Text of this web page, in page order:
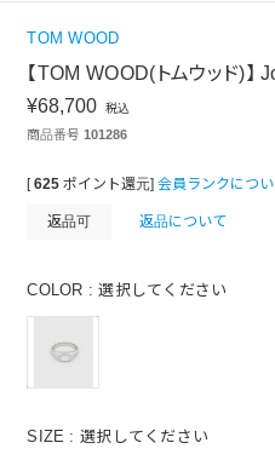
TOM WOOD
【TOM WOOD(トムウッド)
¥68,700 税込
商品番号 101286
[ 625 ポイント還元] 会員ランクにつ
返品可 返品について
COLOR 選択してください
SIZE 選択してください